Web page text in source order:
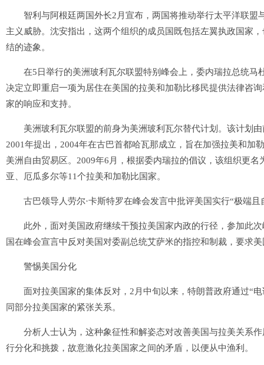
智利与阿根廷两国外长2月宣布，两国将推动举行太平洋联盟
主义威胁。沈安指出，这两个组织的成员国既包括左翼执政国家
结的迹象。
在5日举行的美洲玻利瓦尔联盟特别峰会上，委内瑞拉总统马
决定立即重启一项为居住在美国的拉美和加勒比移民提供法律咨
家的响应和支持。
美洲玻利瓦尔联盟的前身为美洲玻利瓦尔替代计划。该计划由
2001年提出，2004年在古巴首都哈瓦那成立，旨在加强拉美和
美洲自由贸易区。2009年6月，根据委内瑞拉的倡议，该组织更
亚、厄瓜多尔等11个拉美和加勒比国家。
古巴领导人劳尔·卡斯特罗在峰会发言中批评美国实行“极端且
此外，面对美国政府继续干预拉美国家内政的行径，参加此次
国在峰会宣言中反对美国对委副总统艾萨米的指控和制裁，要求
警惕美国分化
面对拉美国家的集体反对，2月中旬以来，特朗普政府通过“电
同部分拉美国家的紧张关系。
分析人士认为，这种象征性和解姿态对改善美国与拉美关系作
行分化和挑拨，故意激化拉美国家之间的矛盾，以便从中渔利。